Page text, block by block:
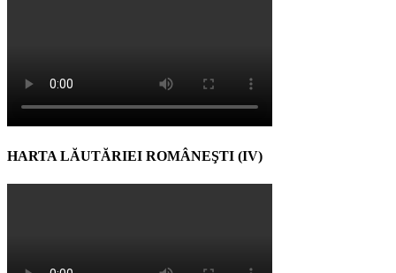
HARTA LĂUTĂRIEI ROMÂNEŞTI (IV)